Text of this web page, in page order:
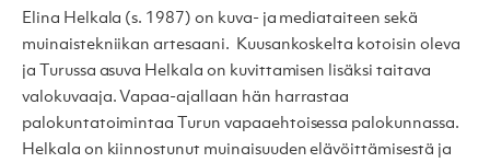
Elina Helkala (s. 1987) on kuva- ja mediataiteen sekä
muinaistekniikan artesaani. Kuusankoskelta kotoisin oleva
ja Turussa asuva Helkala on kuvittamisen lisäksi taitava
valokuvaaja. Vapaa-ajallaan hän harrastaa
palokuntatoimintaa Turun vapaaehtoisessa palokunnassa.
Helkala on kiinnostunut muinaisuuden elävöittämisestä ja